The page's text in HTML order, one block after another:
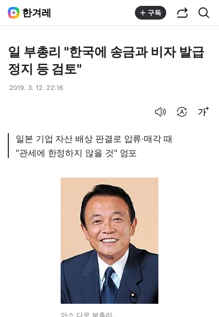
한겨레 구독
일 부총리 "한국에 송금과 비자 발급
정지 등 검토"
2019. 3. 12. 22:16
일본 기업 자산 배상 판결로 압류·매각 때
"관세에 한정하지 않을 것" 엄포
아소 다로 부총리.